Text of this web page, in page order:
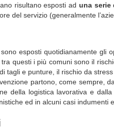
risultano esposti ad una serie
del servizio (generalmente
esposti quotidianamente gli
questi i più comuni sono il
tagli e punture, il rischio da
partono, come sempre,
della logistica lavorativa e
ed in alcuni casi indumenti